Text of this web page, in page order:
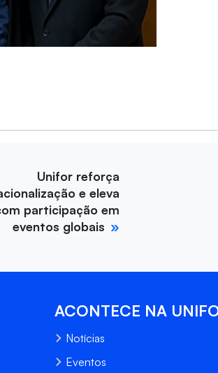
Unifor reforça
e eleva
participação em
eventos globais
ACONTECE NA
Notícias
Eventos